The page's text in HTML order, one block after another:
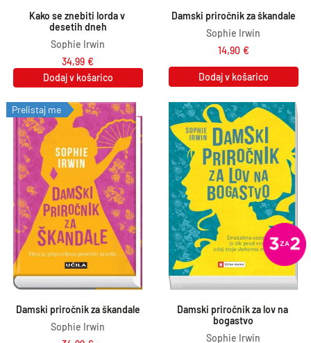
Kako se znebiti lorda v
desetih dneh
Sophie Irwin
34,99 €
Dodaj v košarico
Damski priročnik za škandale
Sophie Irwin
14,90 €
Dodaj v košarico
Prelistaj me
Damski priročnik za škandale
Sophie Irwin
Damski priročnik za lov na
bogastvo
Sophie Irwin